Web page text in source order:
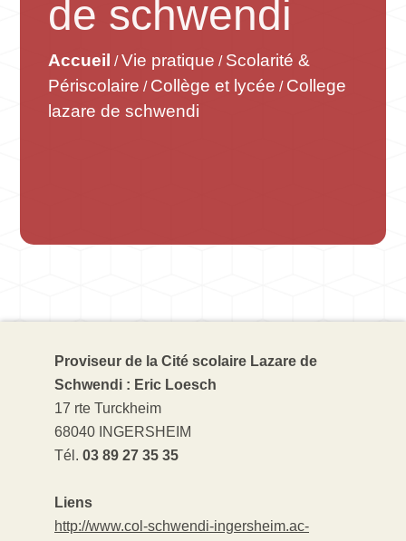
de schwendi
Accueil /Vie pratique / Scolarité &
Périscolaire / Collège et lycée / College
lazare de schwendi
Proviseur de la Cité scolaire Lazare de
Schwendi : Eric Loesch
17 rte Turckheim
68040 INGERSHEIM
Tél. 03 89 27 35 35
Liens
http://www.col-schwendi-ingersheim.ac-